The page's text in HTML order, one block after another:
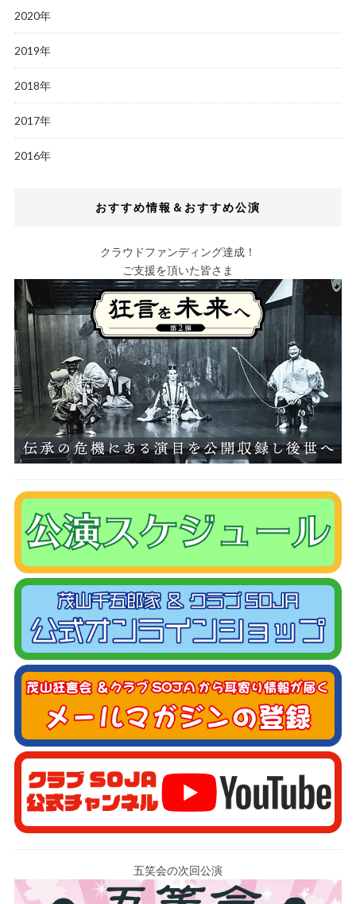
2020年
2019年
2018年
2017年
2016年
おすすめ情報＆おすすめ公演
クラウドファンディング達成！
ご支援を頂いた皆さま
五笑会の次回公演